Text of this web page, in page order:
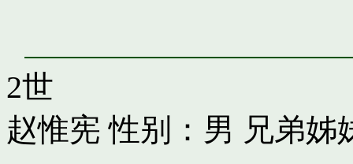
2世
赵惟宪 性别：男 兄弟姊